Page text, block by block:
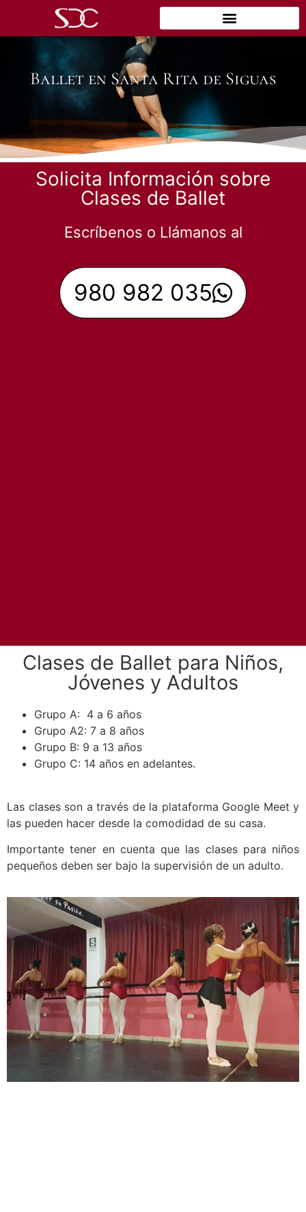
Ballet en Santa Rita de Siguas
Solicita Información sobre
Clases de Ballet
Escríbenos o Llámanos al
980 982 035
Clases de Ballet para Niños,
Jóvenes y Adultos
Grupo A: 4 a 6 años
Grupo A2: 7 a 8 años
Grupo B: 9 a 13 años
Grupo C: 14 años en adelantes.
Las clases son a través de la plataforma Google Meet y
las pueden hacer desde la comodidad de su casa.
Importante tener en cuenta que las clases para niños
pequeños deben ser bajo la supervisión de un adulto.